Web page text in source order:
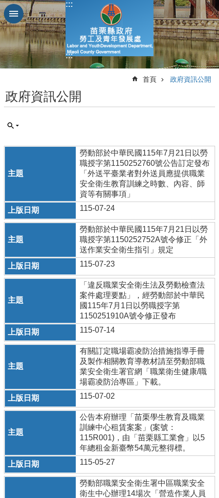
跳到主要內容區塊
進
階
搜
尋
業
簡
民
服
公
佈
務
專
區
網
站
結
政
資
開
公
專
區
:::
:::
首頁 政府資訊公開
政府資訊公開
勞動部於中華民國115年7月21日以勞
職授字第1150252760號公告訂定發布
「外送平臺業者對外送員應提供職業
安全衛生教育訓練之時數、內容、師
資等有關事項」
115-07-24
勞動部於中華民國115年7月21日以勞
職授字第1150252752A號令修正「外
送作業安全衛生指引」規定
115-07-23
「違反職業安全衛生法及勞動檢查法
案件處理要點」，經勞動部於中華民
國115年7月1日以勞職授字第
1150251910A號令修正發布
115-07-14
有關訂定職場霸凌防治措施指導手冊
及製作相關教育導教材請至勞動部職
業安全衛生署官網「職業衛生健康/職
場霸凌防治專區」下載。
115-07-02
公告本府辦理「苗栗學生教育及職業
訓練中心租賃案案」(案號：
115R001)，由「苗栗縣工業會」以5
年總租金新臺幣54萬元整得標。
115-05-27
勞動部職業安全衛生署中區職業安全
衛生中心辦理14場次「營造作業人員